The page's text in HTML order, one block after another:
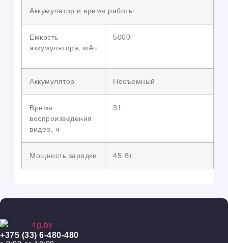
Аккумулятор и время работы
Емкость
аккумулятора, мАч
5000
Аккумулятор Несъемный
Время
воспроизведения
видео, ч
31
Мощность зарядки 45 Вт
+375 (33) 6-480-480